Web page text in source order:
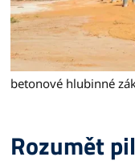
betonové hlubinné
Rozumět